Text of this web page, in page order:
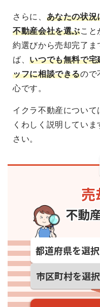
さらに、 あなたの状況
不動産会社を選ぶこと
約選びから売却完了
ば、いつでも無料で
ッフに相談できるので
心です。
イクラ不動産について
くわしく説明してい
さい。